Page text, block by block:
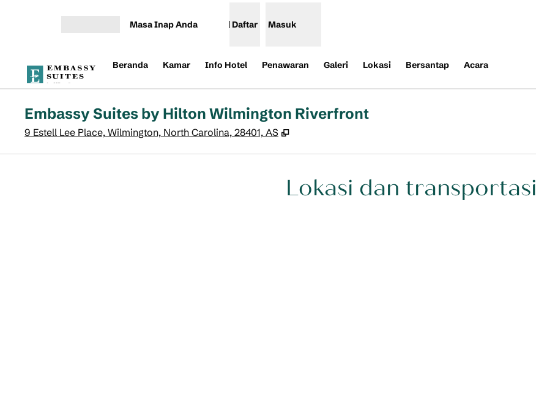
Masa Inap Anda Daftar Masuk
Beranda Kamar Info Hotel Penawaran Galeri Lokasi Bersantap Acara
Embassy Suites by Hilton Wilmington Riverfront
9 Estell Lee Place, Wilmington, North Carolina, 28401, AS ,
Lokasi dan transportasi